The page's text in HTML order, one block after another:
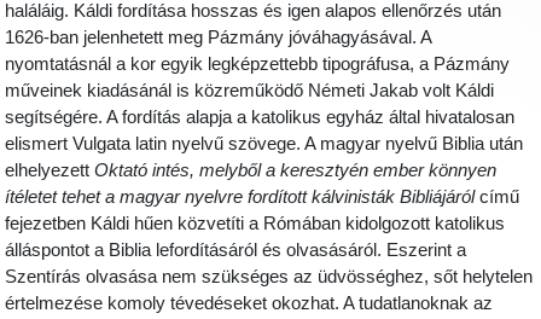
haláláig. Káldi fordítása hosszas és igen alapos ellenőrzés után
1626-ban jelenhetett meg Pázmány jóváhagyásával. A
nyomtatásnál a kor egyik legképzettebb tipográfusa, a Pázmány
műveinek kiadásánál is közreműködő Németi Jakab volt Káldi
segítségére. A fordítás alapja a katolikus egyház által hivatalosan
elismert Vulgata latin nyelvű szövege. A magyar nyelvű Biblia után
elhelyezettOktató intés, melyből a keresztyén ember könnyen
ítéletet tehet a magyar nyelvre fordított kálvinisták Bibliájárólcímű
fejezetben Káldi hűen közvetíti a Rómában kidolgozott katolikus
álláspontot a Biblia lefordításáról és olvasásáról. Eszerint a
Szentírás olvasása nem szükséges az üdvösséghez, sőt helytelen
értelmezése komoly tévedéseket okozhat. A tudatlanoknak az